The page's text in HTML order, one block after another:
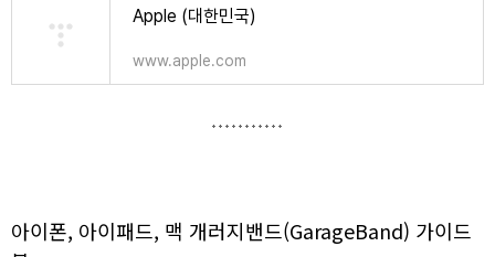
Apple (대한민국)
www.apple.com
아이폰, 아이패드, 맥 개러지밴드(GarageBand) 가이드